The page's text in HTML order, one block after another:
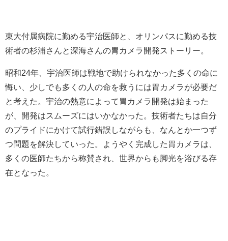
東大付属病院に勤める宇治医師と、オリンパスに勤める技
術者の杉浦さんと深海さんの胃カメラ開発ストーリー。
昭和24年、宇治医師は戦地で助けられなかった多くの命に
悔い、少しでも多くの人の命を救うには胃カメラが必要だ
と考えた。宇治の熱意によって胃カメラ開発は始まった
が、開発はスムーズにはいかなかった。技術者たちは自分
のプライドにかけて試行錯誤しながらも、なんとか一つず
つ問題を解決していった。ようやく完成した胃カメラは、
多くの医師たちから称賛され、世界からも脚光を浴びる存
在となった。